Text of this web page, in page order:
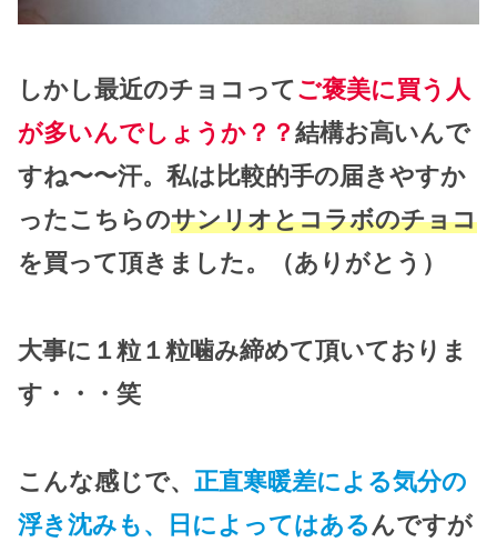
しかし最近のチョコってご褒美に買う人
が多いんでしょうか？？ 結構お高いんで
すね〜〜汗。私は比較的手の届きやすか
ったこちらのサンリオとコラボのチョコ
を買って頂きました。（ありがとう）
大事に１粒１粒噛み締めて頂いておりま
す・・・笑
こんな感じで、 正直寒暖差による気分の
浮き沈みも、日によってはある んですが